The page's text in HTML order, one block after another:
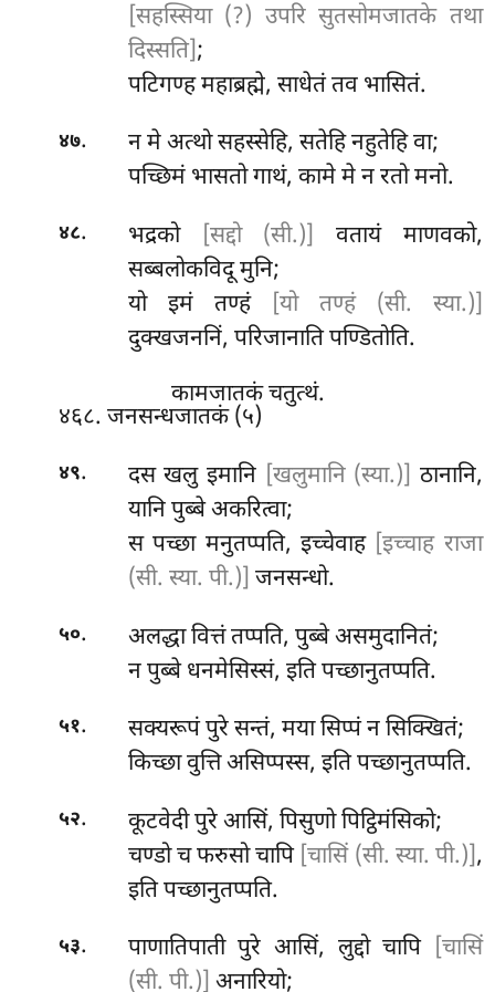
[सहस्सिया (?) उपरि सुतसोमजातके तथा
दिस्सति];
पटिगण्ह महाब्रह्मे, साधेतं तव भासितं.
४७.
न मे अत्थो सहस्सेहि, सतेहि नहुतेहि वा;
पच्छिमं भासतो गाथं, कामे मे न रतो मनो.
४८. भद्रको [सद्दो (सी.)]
वतायं माणवको,
सब्बलोकविदू मुनि;
यो इमं तण्हं
[यो तण्हं (सी. स्या.)]
दुक्खजननिं, परिजानाति पण्डितोति.
कामजातकं चतुत्थं.
४६८. जनसन्धजातकं (५)
४९. दस खलु इमानि [खलुमानि (स्या.)] ठानानि,
यानि पुब्बे अकरित्वा;
स पच्छा मनुतप्पति, इच्चेवाह [इच्चाह राजा
(सी. स्या. पी.)] जनसन्धो.
५०.
अलद्धा वित्तं तप्पति, पुब्बे असमुदानितं;
न पुब्बे धनमेसिस्सं, इति पच्छानुतप्पति.
५१.
सक्यरूपं पुरे सन्तं, मया सिप्पं न सिक्खितं;
किच्छा वुत्ति असिप्पस्स, इति पच्छानुतप्पति.
५२.
कूटवेदी पुरे आसिं, पिसुणो पिट्ठिमंसिको;
चण्डो च फरुसो चापि [चासिं (सी. स्या. पी.)],
इति पच्छानुतप्पति.
५३. पाणातिपाती पुरे आसिं, लुद्दो चापि [चासिं
(सी. पी.)] अनारियो;